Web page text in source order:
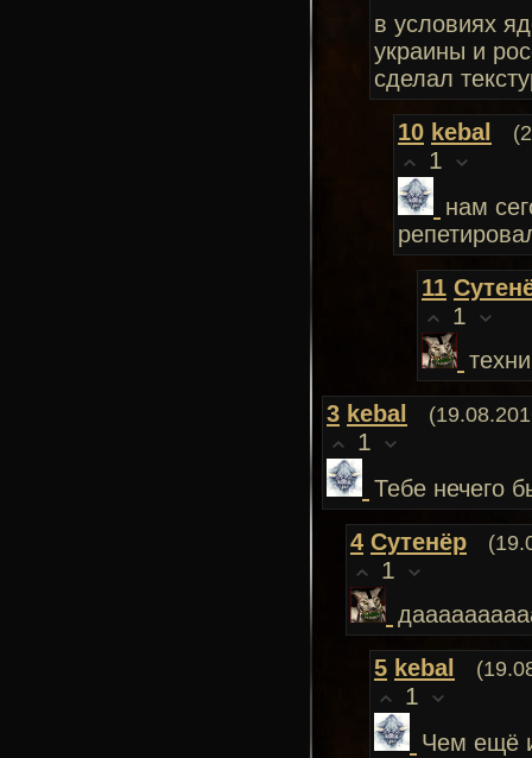
в условиях
украины и
сделал
10 kebal
1
нам
11
1
3 kebal
1
Тебе нечего
4 Сутенёр
1
5 kebal
1
Чем ещё